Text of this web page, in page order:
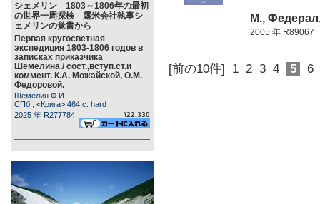
シェメリン 1803～1806年の最初
の世界一周探検 露米会社執事シ
ェメリンの覚書から
Первая кругосветная
экспедиция 1803-1806 годов в
записках приказчика
Шемелина./ сост.,вступ.ст.и
коммент. К.А. Можайской, О.М.
Федоровой.
Шемелин Ф.И.
СПб., <Крига> 464 c. hard
2025 年 R277784
\22,330
М.,
2005 年 R89067
[前の10件] 1 2 3 4 5 6